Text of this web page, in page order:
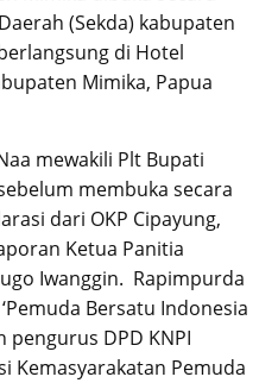
(Sekda) kabupaten
di Hotel
Mimika, Papua
mewakili Plt Bupati
membuka secara
dari OKP Cipayung,
Ketua Panitia
Iwanggin. Rapimpurda
Bersatu Indonesia
pengurus DPD KNPI
Kemasyarakatan Pemuda